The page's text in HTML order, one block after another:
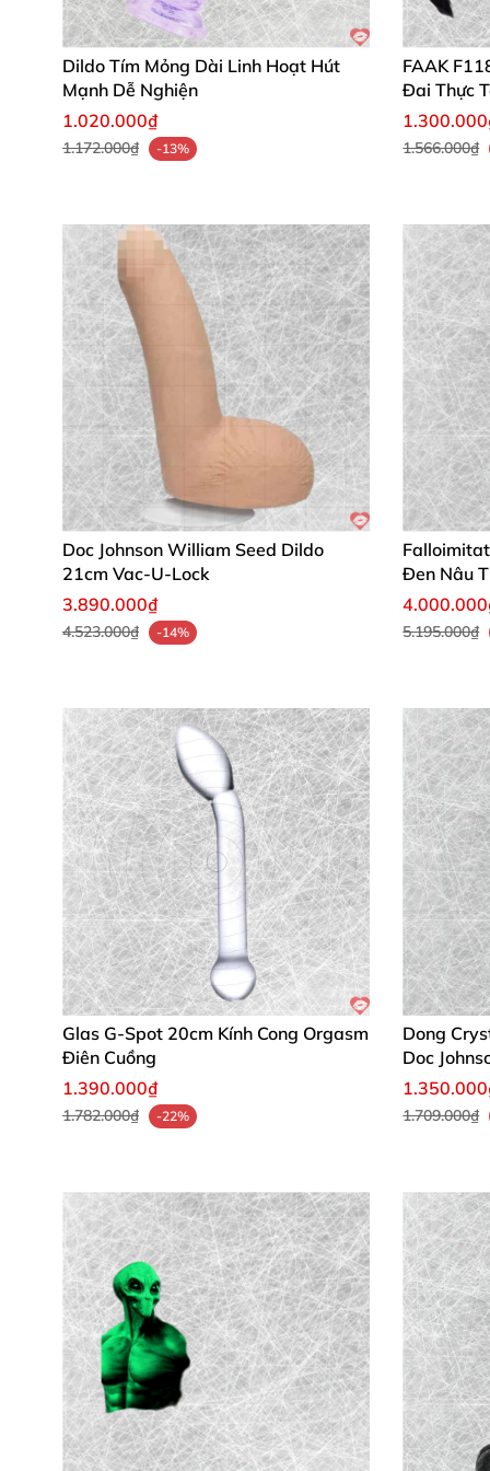
hàng hôm nayvà cảm nhận sự khác biệt! ✨
Dildo Tím Mỏng Dài Linh Hoạt Hút
Mạnh Dễ Nghiện
1.020.000₫
1.172.000₫ -13%
FAAK
Đai Thực
1.566.000₫
Doc Johnson William Seed Dildo
21cm Vac-U-Lock
3.890.000₫
4.523.000₫ -14%
Đen Nâu
5.195.000₫
Glas G-Spot 20cm Kính Cong Orgasm
Điên Cuồng
1.390.000₫
1.782.000₫ -22%
Dong
Doc
1.709.000₫